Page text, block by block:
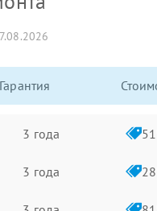
Гарантия
3 года
3 года